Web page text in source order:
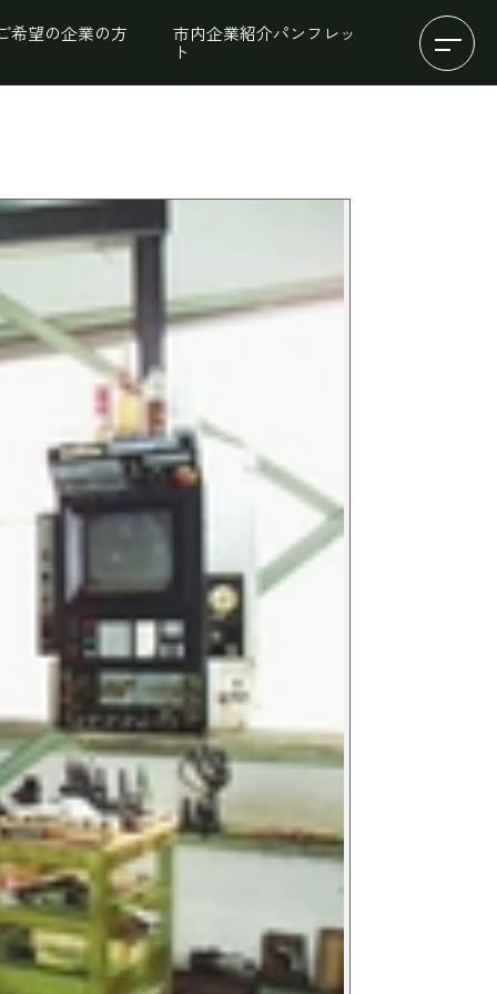
希望の企業の方
市内企業紹介パンフレッ
ト